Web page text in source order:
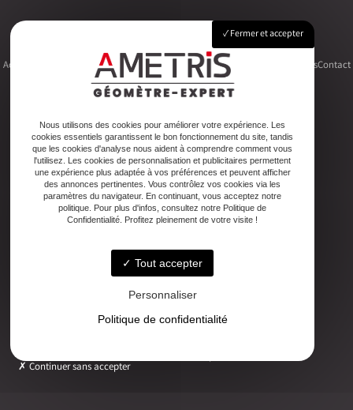
Accueil FoncierUrbanismeCopropriétéTopographie Autres activitésContact
Adresse
2ter Cour Xavier Moreau, 33720 Podensac
Téléphone
05 56 27 26 08
Email
ludovic.chiarami@geometre-expert.fr
Lundi - Vendredi : 08:30–12:30 / 13:30–18:00
Fermer et accepter
Nous utilisons des cookies pour améliorer votre expérience. Les
cookies essentiels garantissent le bon fonctionnement du site, tandis
que les cookies d'analyse nous aident à comprendre comment vous
l'utilisez. Les cookies de personnalisation et publicitaires permettent
une expérience plus adaptée à vos préférences et peuvent afficher
des annonces pertinentes. Vous contrôlez vos cookies via les
paramètres du navigateur. En continuant, vous acceptez notre
politique. Pour plus d'infos, consultez notre Politique de
Confidentialité. Profitez pleinement de votre visite !
Tout accepter
Personnaliser
Politique de confidentialité
Continuer sans accepter